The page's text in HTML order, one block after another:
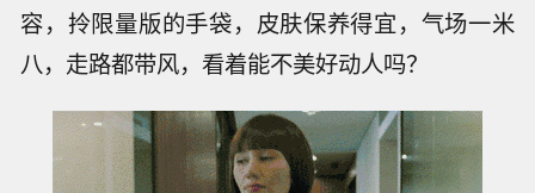
容，拎限量版的手袋，皮肤保养得宜，气场一米
八，走路都带风，看着能不美好动人吗？